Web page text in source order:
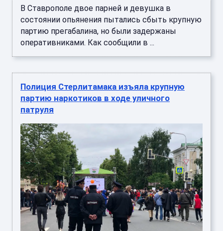
В Ставрополе двое парней и девушка в
состоянии опьянения пытались сбыть крупную
партию прегабалина, но были задержаны
оперативниками. Как сообщили в ...
Полиция Стерлитамака изъяла крупную
партию наркотиков в ходе уличного
патруля